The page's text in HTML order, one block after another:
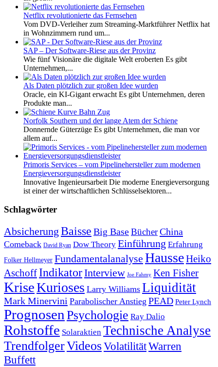
Netflix revolutionierte das Fernsehen
Vom DVD-Verleiher zum Streaming-Marktführer Netflix hat
in Wohnzimmern rund um...
SAP – Der Software-Riese aus der Provinz
Wie fünf Visionäre die digitale Welt eroberten Es gibt
Unternehmen,...
Als Daten plötzlich zur großen Idee wurden
Oracle, ein KI-Gigant erwacht Es gibt Unternehmen, deren
Produkte man...
Norfolk Southern und der lange Atem der Schiene
Donnernde Güterzüge Es gibt Unternehmen, die man vor
allem auf...
Primoris Services – vom Pipelinehersteller zum modernen
Energieversorgungsdienstleister
Innovative Ingenieursarbeit Die moderne Energieversorgung
ist einer der wirtschaftlichen Schlüsselsektoren...
Schlagwörter
Absicherung Baisse Big BaseBücherChina
Comeback David Ryan Dow Theory Einführung Erfahrung
Folker Hellmeyer Fundamentalanalyse HausseHeiko
Aschoff IndikatorInterview Joe Fahmy Ken Fisher
KriseKurioses Larry Williams Liquidität
Mark Minervini Parabolischer Anstieg PEAD Peter Lynch
Prognosen Psychologie Ray Dalio
Rohstoffe Solaraktien Technische Analyse
TrendfolgerVideosVolatilitätWarren
Buffett